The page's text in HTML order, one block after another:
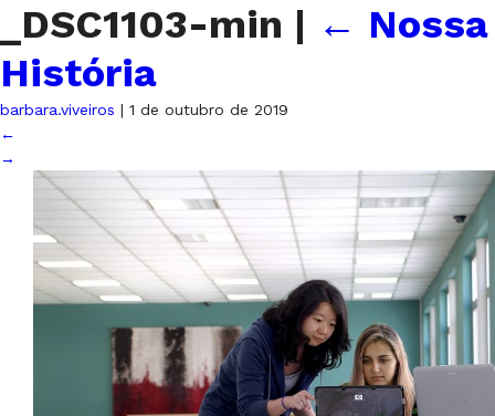
_DSC1103-min | ← Nossa
História
barbara.viveiros | 1 de outubro de 2019
←
→